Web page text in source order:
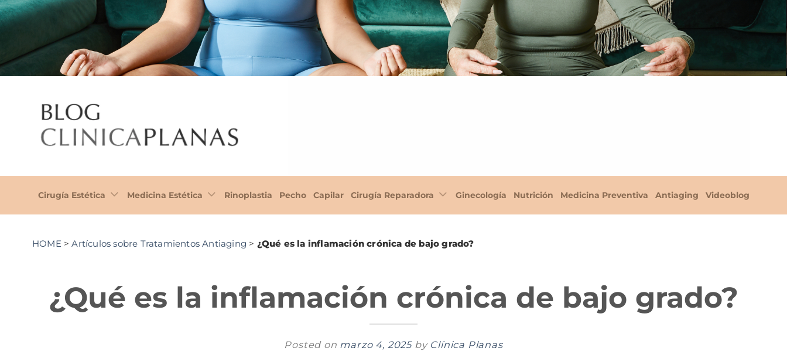
Cirugía Estética Medicina Estética Rinoplastia Pecho Capilar Cirugía Reparadora Ginecología Nutrición Medicina Preventiva Antiaging Videoblog
HOME >Artículos sobre Tratamientos Antiaging > ¿Qué es la inflamación crónica de bajo grado?
¿Qué es la inflamación crónica de bajo grado?
Posted on marzo 4, 2025 by Clínica Planas